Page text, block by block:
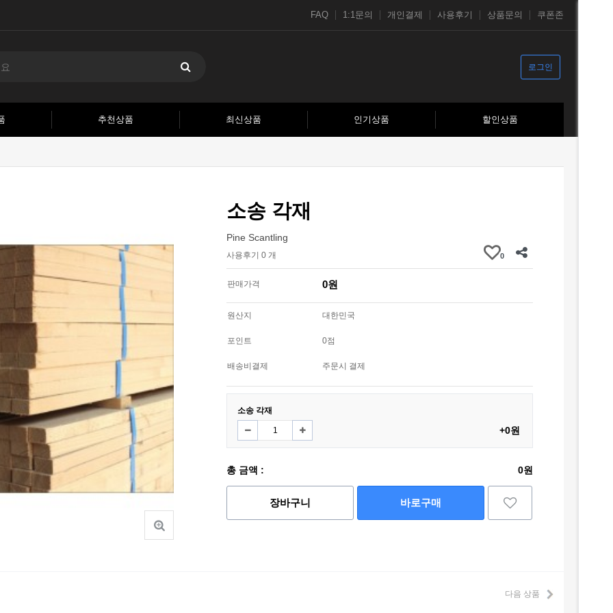
FAQ 1:1문의 개인결제 사용후기 상품문의 쿠폰존
로그인
추천상품 최신상품 인기상품 할인상품
소송 각재
Pine Scantling
사용후기 0 개 0
판매가격 0원
원산지 대한민국
포인트 0점
배송비결제 주문시 결제
소송 각재
+0원
총 금액 : 0원
장바구니 바로구매
다음 상품